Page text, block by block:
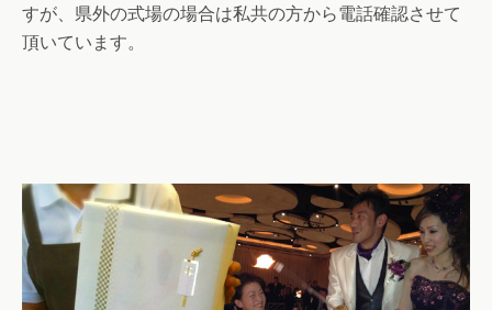
すが、県外の式場の場合は私共の方から電話確認させて
頂いています。